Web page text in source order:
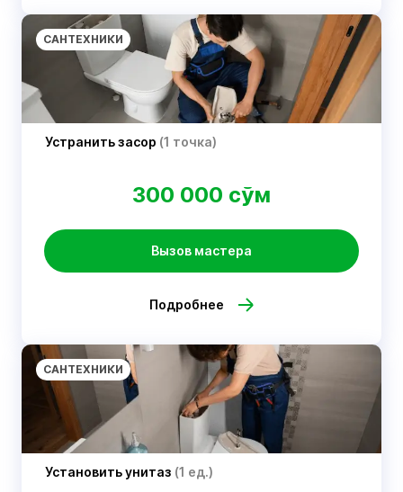
САНТЕХНИКИ
Устранить засор (1 точка)
300 000 сўм
Вызов мастера
Подробнее
САНТЕХНИКИ
Установить унитаз (1 ед.)